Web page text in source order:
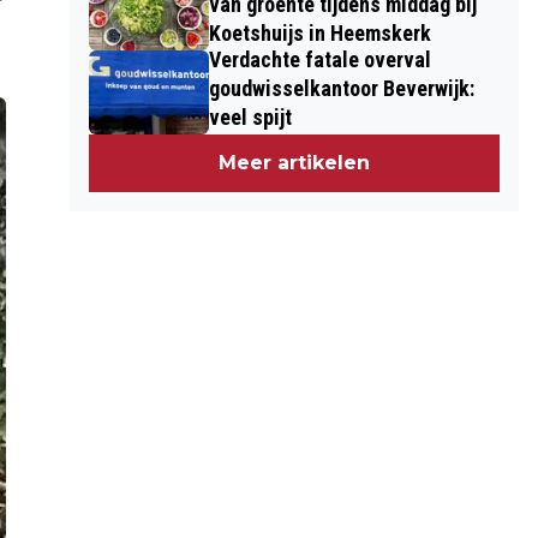
Koetshuijs in Heemskerk
Verdachte fatale overval
goudwisselkantoor Beverwijk:
veel spijt
Meer artikelen